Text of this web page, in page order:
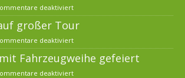
deaktiviert
großer Tour
deaktiviert
Fahrzeugweihe gefeiert
deaktiviert